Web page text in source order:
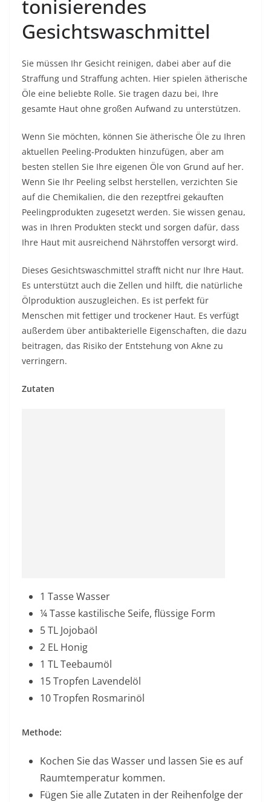
tonisierendes
Gesichtswaschmittel
Sie müssen Ihr Gesicht reinigen, dabei aber auf die
Straffung und Straffung achten. Hier spielen ätherische
Öle eine beliebte Rolle. Sie tragen dazu bei, Ihre
gesamte Haut ohne großen Aufwand zu unterstützen.
Wenn Sie möchten, können Sie ätherische Öle zu Ihren
aktuellen Peeling-Produkten hinzufügen, aber am
besten stellen Sie Ihre eigenen Öle von Grund auf her.
Wenn Sie Ihr Peeling selbst herstellen, verzichten Sie
auf die Chemikalien, die den rezeptfrei gekauften
Peelingprodukten zugesetzt werden. Sie wissen genau,
was in Ihren Produkten steckt und sorgen dafür, dass
Ihre Haut mit ausreichend Nährstoffen versorgt wird.
Dieses Gesichtswaschmittel strafft nicht nur Ihre Haut.
Es unterstützt auch die Zellen und hilft, die natürliche
Ölproduktion auszugleichen. Es ist perfekt für
Menschen mit fettiger und trockener Haut. Es verfügt
außerdem über antibakterielle Eigenschaften, die dazu
beitragen, das Risiko der Entstehung von Akne zu
verringern.
Zutaten
1 Tasse Wasser
¼ Tasse kastilische Seife, flüssige Form
5 TL Jojobaöl
2 EL Honig
1 TL Teebaumöl
15 Tropfen Lavendelöl
10 Tropfen Rosmarinöl
Methode:
Kochen Sie das Wasser und lassen Sie es auf
Raumtemperatur kommen.
Fügen Sie alle Zutaten in der Reihenfolge der